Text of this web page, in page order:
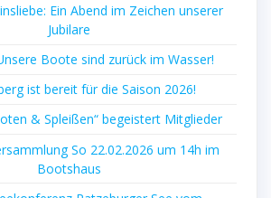
Ein Abend im Zeichen unserer
Jubilare
Boote sind zurück im Wasser!
ist bereit für die Saison 2026!
& Spleißen“ begeistert Mitglieder
So 22.02.2026 um 14h im
Bootshaus